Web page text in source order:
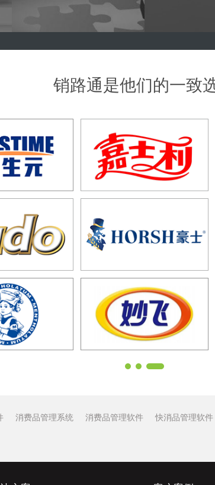
的频繁调整。客户资料管理完
善，实现从经销商到终端门店
的库存及分销数
道库存管理
销路通是他们的一致
消费品管理系统 消费品管理软件 快消品管理软件